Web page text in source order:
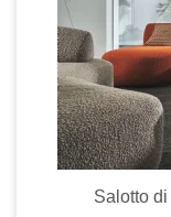
Salotto